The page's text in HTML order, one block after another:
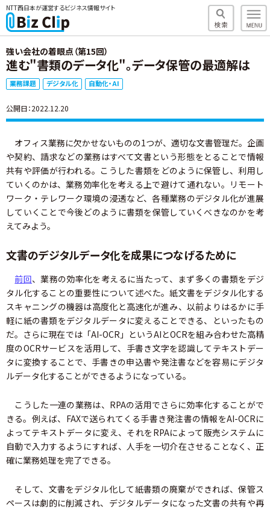
NTT西日本が運営するビジネス情報サイト
強い会社の着眼点（第15回）
進む"書類のデータ化"。データ保管の最適解は
業務課題 デジタル化 自動化・AI
公開日：2022.12.20
オフィス業務に欠かせないものの1つが、適切な文書管理だ。企画
や契約、請求などの業務はすべて文書という形態をとることで情報
共有や評価が行われる。こうした書類をどのように保管し、利用し
ていくのかは、業務効率化を考える上で避けて通れない。リモート
ワーク・テレワーク環境の浸透など、各種業務のデジタル化が進展
していくことで今後どのように書類を保管していくべきなのかを考
えてみよう。
文書のデジタルデータ化を成果につなげるために
前回、業務の効率化を考えるに当たって、まず多くの書類をデジ
タル化することの重要性について述べた。紙文書をデジタル化する
スキャニングの機器は高度化と高速化が進み、以前よりはるかに手
軽に紙の書類をデジタルデータに変えることできる、といったもの
だ。さらに現在では「AI-OCR」というAIとOCRを組み合わせた高精
度のOCRサービスを活用して、手書き文字を認識してテキストデー
タに変換することで、手書きの申込書や発注書などを容易にデジタ
ルデータ化することができるようになっている。
こうした一連の業務は、RPAの活用でさらに効率化することがで
きる。例えば、FAXで送られてくる手書き発注書の情報をAI-OCRに
よってテキストデータに変え、それをRPAによって販売システムに
自動で入力するようにすれば、人手を一切介在させることなく、正
確に業務処理を完了できる。
そして、文書をデジタル化して紙書類の廃棄ができれば、保管ス
ペースは劇的に削減され、デジタルデータになった文書の共有や再